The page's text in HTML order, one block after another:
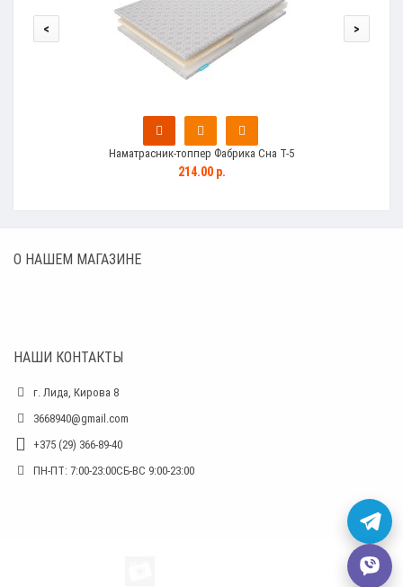
Наматрасник-топпер Фабрика Сна Т-5
214.00 р.
< >
О НАШЕМ МАГАЗИНЕ
НАШИ КОНТАКТЫ
г. Лида, Кирова 8
3668940@gmail.com
+375 (29) 366-89-40
ПН-ПТ: 7:00-23:00СБ-ВС 9:00-23:00